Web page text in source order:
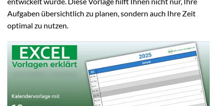
Aufgaben übersichtlich zu planen, sondern auch Ihre Zeit
optimal zu nutzen.